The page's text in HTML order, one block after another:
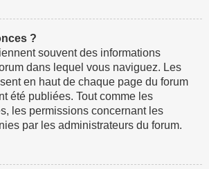
?
souvent des informations
dans lequel vous naviguez. Les
en haut de chaque page du forum
été publiées. Tout comme les
les permissions concernant les
par les administrateurs du forum.